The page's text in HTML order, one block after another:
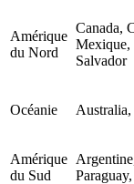
Amérique
du Nord
Canada,
Mexique,
Salvador
Océanie
Amérique
du Sud